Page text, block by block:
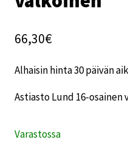
66,30€
Alhaisin hinta 30 päivän
Astiasto Lund 16-osainen
Varastossa